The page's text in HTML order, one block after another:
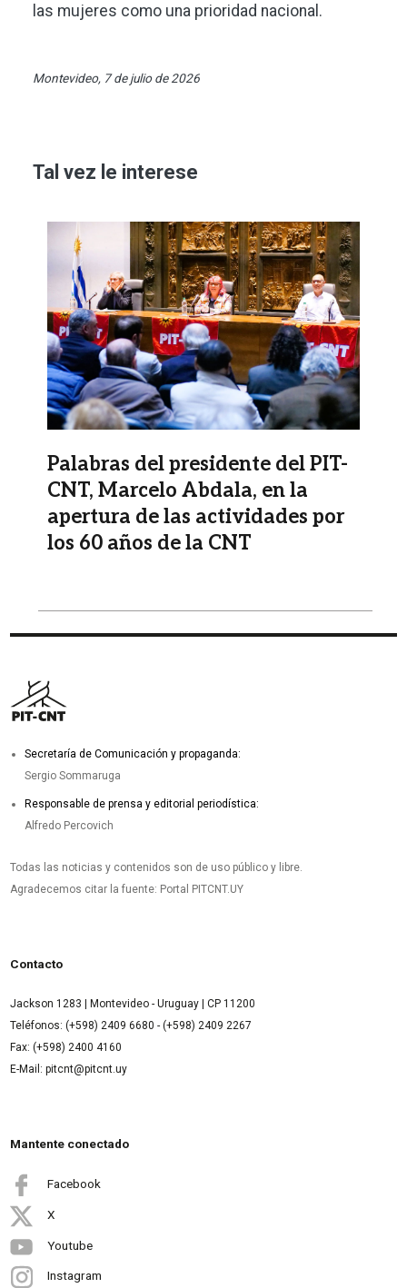
las mujeres como una prioridad nacional.
Montevideo, 7 de julio de 2026
Tal vez le interese
Imagen
Palabras del presidente del PIT-
CNT, Marcelo Abdala, en la
apertura de las actividades por
los 60 años de la CNT
Secretaría de Comunicación y propaganda:
Sergio Sommaruga
Responsable de prensa y editorial periodística:
Alfredo Percovich
Todas las noticias y contenidos son de uso público y libre.
Agradecemos citar la fuente: Portal PITCNT.UY
Contacto
Jackson 1283 | Montevideo - Uruguay | CP 11200
Teléfonos: (+598) 2409 6680 - (+598) 2409 2267
Fax: (+598) 2400 4160
E-Mail: pitcnt@pitcnt.uy
Mantente conectado
Facebook
X
Youtube
Instagram